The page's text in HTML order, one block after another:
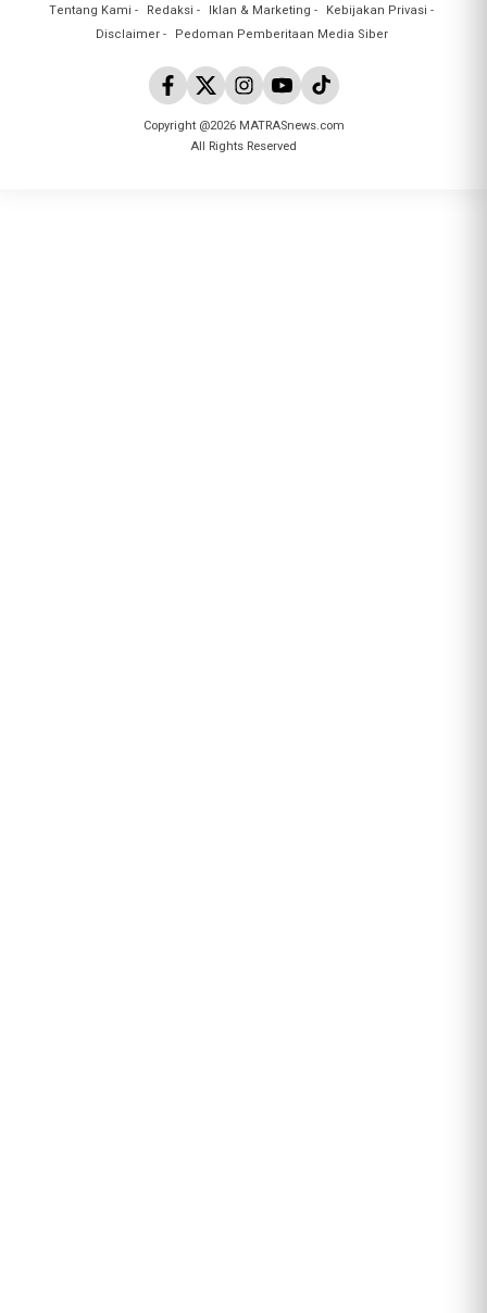
Tentang Kami Redaksi Iklan & Marketing
Kebijakan Privasi
Disclaimer
Pedoman Pemberitaan Media Siber
Copyright @2026 MATRASnews.com
All Rights Reserved